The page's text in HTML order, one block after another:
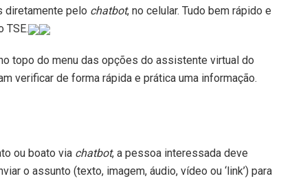
diretamente pelo chatbot, no celular. Tudo bem rápido e
TSE.
topo do menu das opções do assistente virtual do
verificar de forma rápida e prática uma informação.
ou boato via chatbot, a pessoa interessada deve
o assunto (texto, imagem, áudio, vídeo ou ‘link’) para